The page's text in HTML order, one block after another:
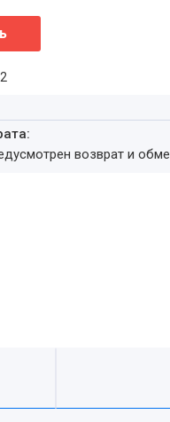
возврат и